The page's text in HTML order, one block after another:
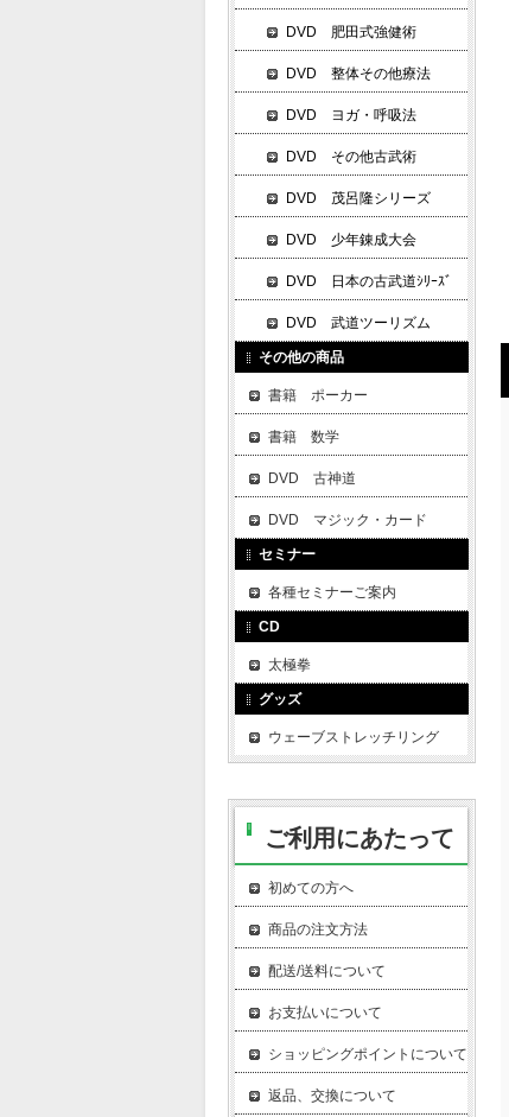
DVD 肥田式強健術
DVD 整体その他療法
DVD ヨガ・呼吸法
DVD その他古武術
DVD 茂呂隆シリーズ
DVD 少年錬成大会
DVD 日本の古武道ｼﾘｰｽﾞ
DVD 武道ツーリズム
その他の商品
書籍 ポーカー
書籍 数学
DVD 古神道
DVD マジック・カード
セミナー
各種セミナーご案内
CD
太極拳
グッズ
ウェーブストレッチリング
ご利用にあたって
初めての方へ
商品の注文方法
配送/送料について
お支払いについて
ショッピングポイントについて
返品、交換について